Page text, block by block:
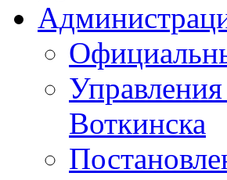
Воткинска